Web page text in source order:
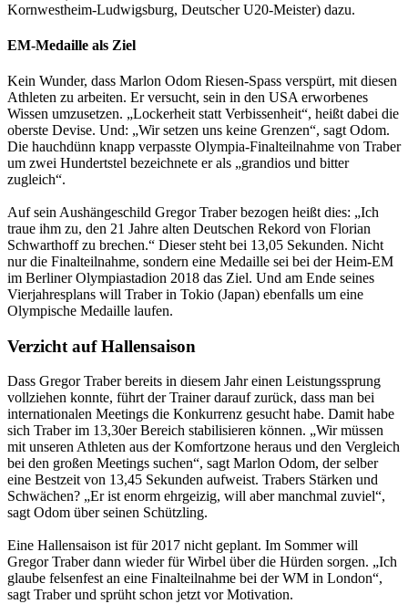
Kornwestheim-Ludwigsburg, Deutscher U20-Meister) dazu.
EM-Medaille als Ziel
Kein Wunder, dass Marlon Odom Riesen-Spass verspürt, mit diesen
Athleten zu arbeiten. Er versucht, sein in den USA erworbenes
Wissen umzusetzen. „Lockerheit statt Verbissenheit“, heißt dabei die
oberste Devise. Und: „Wir setzen uns keine Grenzen“, sagt Odom.
Die hauchdünn knapp verpasste Olympia-Finalteilnahme von Traber
um zwei Hundertstel bezeichnete er als „grandios und bitter
zugleich“.
Auf sein Aushängeschild Gregor Traber bezogen heißt dies: „Ich
traue ihm zu, den 21 Jahre alten Deutschen Rekord von Florian
Schwarthoff zu brechen.“ Dieser steht bei 13,05 Sekunden. Nicht
nur die Finalteilnahme, sondern eine Medaille sei bei der Heim-EM
im Berliner Olympiastadion 2018 das Ziel. Und am Ende seines
Vierjahresplans will Traber in Tokio (Japan) ebenfalls um eine
Olympische Medaille laufen.
Verzicht auf Hallensaison
Dass Gregor Traber bereits in diesem Jahr einen Leistungssprung
vollziehen konnte, führt der Trainer darauf zurück, dass man bei
internationalen Meetings die Konkurrenz gesucht habe. Damit habe
sich Traber im 13,30er Bereich stabilisieren können. „Wir müssen
mit unseren Athleten aus der Komfortzone heraus und den Vergleich
bei den großen Meetings suchen“, sagt Marlon Odom, der selber
eine Bestzeit von 13,45 Sekunden aufweist. Trabers Stärken und
Schwächen? „Er ist enorm ehrgeizig, will aber manchmal zuviel“,
sagt Odom über seinen Schützling.
Eine Hallensaison ist für 2017 nicht geplant. Im Sommer will
Gregor Traber dann wieder für Wirbel über die Hürden sorgen. „Ich
glaube felsenfest an eine Finalteilnahme bei der WM in London“,
sagt Traber und sprüht schon jetzt vor Motivation.